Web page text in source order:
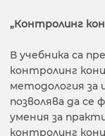
„Контролинг
В учебника са
контролинг
методология за
позволява да
умения за
контролинг